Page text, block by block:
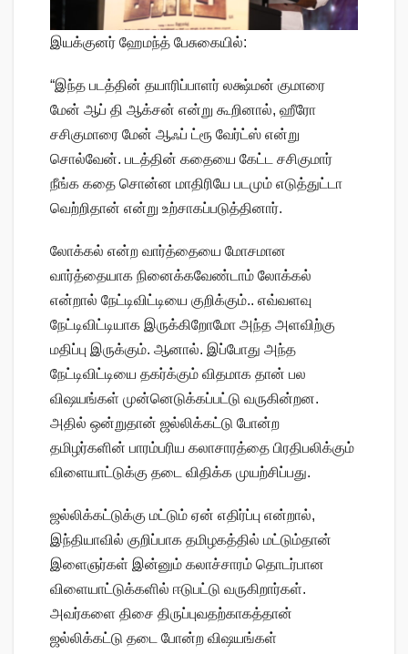
இயக்குனர் ஹேமந்த் பேசுகையில்:
“இந்த படத்தின் தயாரிப்பாளர் லக்ஷ்மன் குமாரை
மேன் ஆப் தி ஆக்சன் என்று கூறினால், ஹீரோ
சசிகுமாரை மேன் ஆஃப் ட்ரூ வேர்ட்ஸ் என்று
சொல்வேன். படத்தின் கதையை கேட்ட சசிகுமார்
நீங்க கதை சொன்ன மாதிரியே படமும் எடுத்துட்டா
வெற்றிதான் என்று உற்சாகப்படுத்தினார்.
லோக்கல் என்ற வார்த்தையை மோசமான
வார்த்தையாக நினைக்கவேண்டாம் லோக்கல்
என்றால் நேட்டிவிட்டியை குறிக்கும்.. எவ்வளவு
நேட்டிவிட்டியாக இருக்கிறோமோ அந்த அளவிற்கு
மதிப்பு இருக்கும். ஆனால். இப்போது அந்த
நேட்டிவிட்டியை தகர்க்கும் விதமாக தான் பல
விஷயங்கள் முன்னெடுக்கப்பட்டு வருகின்றன.
அதில் ஒன்றுதான் ஜல்லிக்கட்டு போன்ற
தமிழர்களின் பாரம்பரிய கலாசாரத்தை பிரதிபலிக்கும்
விளையாட்டுக்கு தடை விதிக்க முயற்சிப்பது.
ஜல்லிக்கட்டுக்கு மட்டும் ஏன் எதிர்ப்பு என்றால்,
இந்தியாவில் குறிப்பாக தமிழகத்தில் மட்டும்தான்
இளைஞர்கள் இன்னும் கலாச்சாரம் தொடர்பான
விளையாட்டுக்களில் ஈடுபட்டு வருகிறார்கள்.
அவர்களை திசை திருப்புவதற்காகத்தான்
ஜல்லிக்கட்டு தடை போன்ற விஷயங்கள்